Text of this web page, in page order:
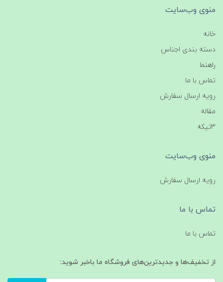
منوی وب‌سایت
خانه
دسته بندی اجناس
راهنما
تماس با ما
رویه ارسال سفارش
مقاله
3تیکه
منوی وب‌سایت
رویه ارسال سفارش
تماس با ما
تماس با ما
از تخفیف‌ها و جدیدترین‌های فروشگاه ما باخبر شوید: